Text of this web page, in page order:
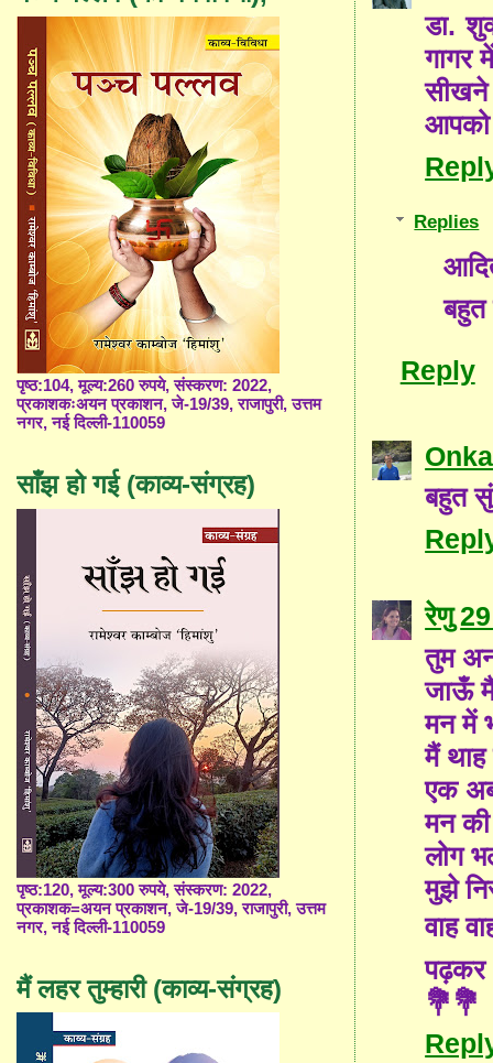
डा.
गागर
आपको
Replies
Reply
बहुत
रेणु
तुम
जाऊँ मैं
मन में
मैं थाह
एक
मन
लोग
मुझे
वाह
पढ़कर
💐💐
पृष्ठ:104, मूल्य:260 रुपये, संस्करण: 2022,
प्रकाशकःअयन प्रकाशन, जे-19/39, राजापुरी, उत्तम
नगर, नई दिल्ली-110059
साँझ हो गई (काव्य-संग्रह)
पृष्ठ:120, मूल्य:300 रुपये, संस्करण: 2022,
प्रकाशक=अयन प्रकाशन, जे-19/39, राजापुरी, उत्तम
नगर, नई दिल्ली-110059
मैं लहर तुम्हारी (काव्य-संग्रह)